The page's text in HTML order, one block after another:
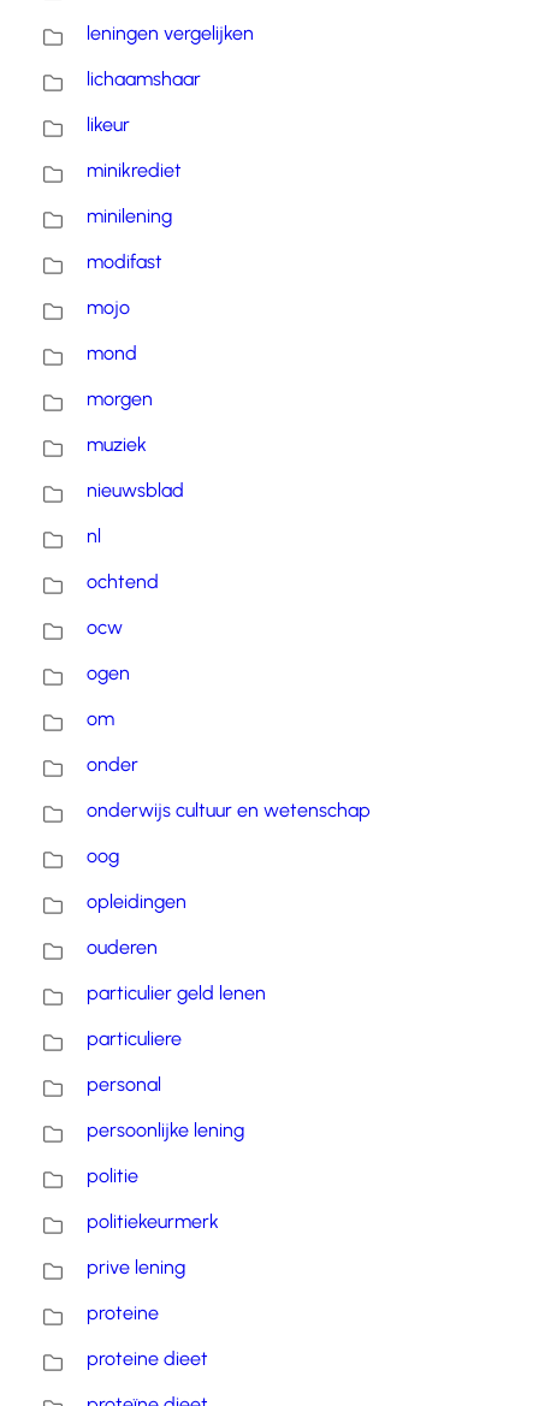
leningen vergelijken
lichaamshaar
likeur
minikrediet
minilening
modifast
mojo
mond
morgen
muziek
nieuwsblad
nl
ochtend
ocw
ogen
om
onder
onderwijs cultuur en wetenschap
oog
opleidingen
ouderen
particulier geld lenen
particuliere
personal
persoonlijke lening
politie
politiekeurmerk
prive lening
proteine
proteine dieet